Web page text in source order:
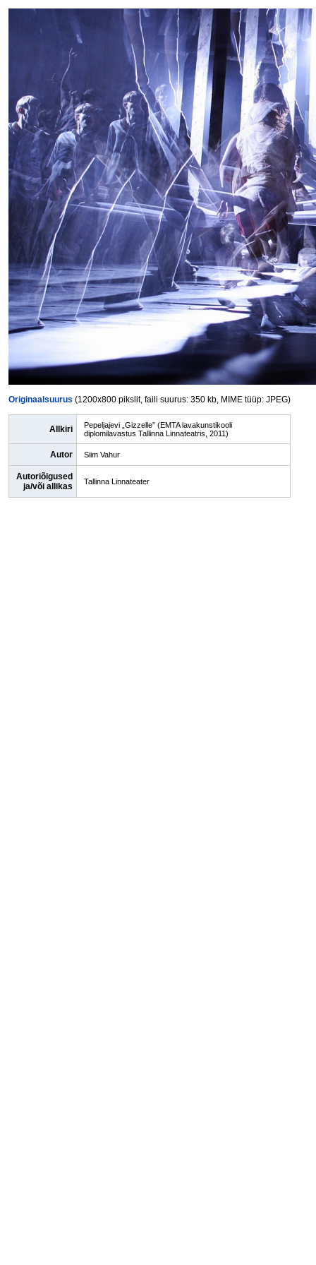
Originaalsuurus (1200x800 pikslit, faili suurus: 350 kb, MIME tüüp: JPEG)
Allkiri
Pepeljajevi „Gizzelle” (EMTA lavakunstikooli
diplomilavastus Tallinna Linnateatris, 2011)
Autor Siim Vahur
Autoriõigused
ja/või allikas
Tallinna Linnateater